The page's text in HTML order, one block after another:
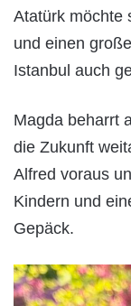
Atatürk möchte
und einen
Istanbul auch
Magda beharrt
die Zukunft
Alfred voraus
Kindern und
Gepäck.